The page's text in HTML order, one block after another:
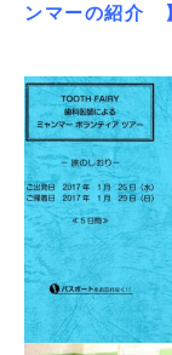
ンマーの紹介